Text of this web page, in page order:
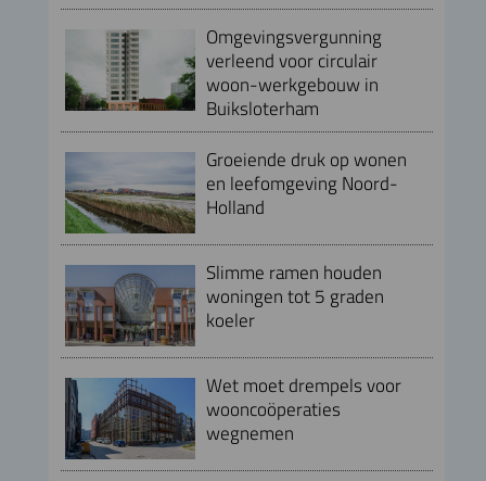
Omgevingsvergunning
verleend voor circulair
woon-werkgebouw in
Buiksloterham
Groeiende druk op wonen
en leefomgeving Noord-
Holland
Slimme ramen houden
woningen tot 5 graden
koeler
Wet moet drempels voor
wooncoöperaties
wegnemen